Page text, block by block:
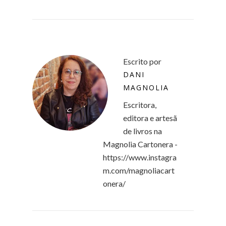
Escrito por
DANI
MAGNOLIA
Escritora,
editora e artesã
de livros na
Magnolia Cartonera -
https://www.instagra
m.com/magnoliacart
onera/